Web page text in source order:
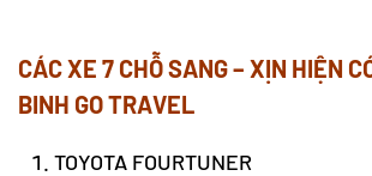
CÁC XE 7 CHỖ SANG – XỊN HIỆN
BINH GO TRAVEL
TOYOTA FOURTUNER